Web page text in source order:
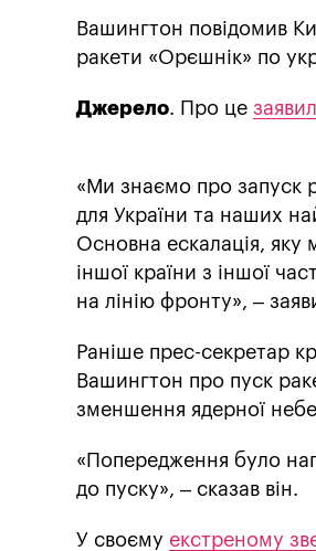
Вашингтон повідомив
ракети «Орєшнік» по
Джерело. Про це
«Ми знаємо про запуск
для України та наших
Основна ескалація, яку
іншої країни з іншої
на лінію фронту», –
Раніше прес-секретар
Вашингтон про пуск
зменшення ядерної
«Попередження було
до пуску», – сказав він.
У своєму екстреному